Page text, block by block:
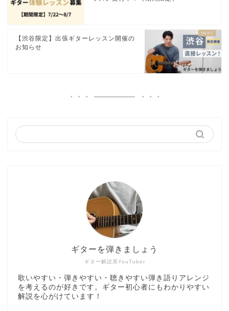
【渋谷限定】出張ギターレッスン開催の
お知らせ
ギター解説系YouTuber
ギターを弾きましょう
歌いやすい・弾きやすい・聴きやすい弾き語りアレンジ
を考えるのが好きです。ギター初心者にもわかりやすい
解説を心がけています！